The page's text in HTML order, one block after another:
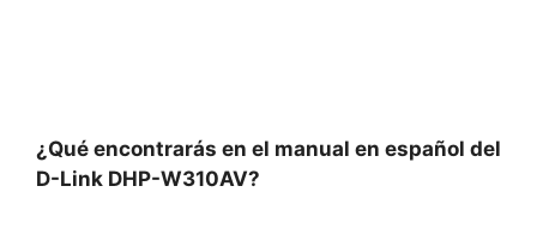
¿Qué encontrarás en el manual en español del
D-Link DHP-W310AV?